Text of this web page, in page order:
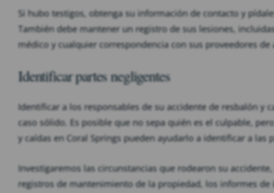
Si hubo testigos, obtenga su información de contacto y
También debe mantener un registro de sus lesiones,
médico y cualquier correspondencia con sus proveedores de
Identificar partes negligentes
Identificar a los responsables de su accidente de resbalón y
caso sólido. Es posible que no sepa quién es el culpable,
y caídas en Coral Springs pueden ayudarlo a identificar a las
Investigaremos las circunstancias que rodearon su
registros de mantenimiento de la propiedad, los informes de